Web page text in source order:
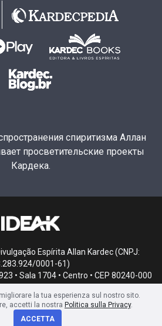
спиритизма Аллан
просветительские проекты
Кардека.
Espírita Allan Kardec (CNPJ:
0001-61)
• Sala 1704 • Centro • CEP 80240-000
la tua esperienza sul nostro sito.
accetti la nostra Politica sulla Privacy.
ACCETTA